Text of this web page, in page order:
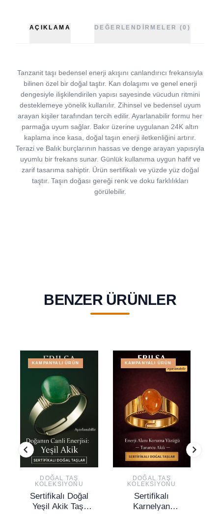
AÇIKLAMA DEĞERLENDIRMELER (0)
Tanzanit taşı bedensel enerji akışını canlandırıcı frekansıyla
bilinen özel bir doğal taştır. Kan dolaşımı ve genel enerji
dengesiyle ilişkilendirilen yapısı sayesinde vücudun ritmini
desteklemeye yönelik kullanılır. Zihinsel ve bedensel uyum
arayan kişiler tarafından tercih edilir. Ayarlanabilir formu her
parmağa uyum sağlar. Bakır üzerine uygulanan 24K altın
kaplama ince kasa, doğal taşın enerji iletkenliğini artırır.
Terazi ve Balık burçlarının hassas ve denge arayan yapısıyla
uyumlu bir frekans sunar. Günlük kullanıma uygun hafif ve
zarif tasarıma sahiptir. Ürün sertifikalı ve yüzde yüz doğal
taştır. Taşın doğası gereği renk ve doku farklılıkları
görülebilir.
BENZER ÜRÜNLER
KAMPANYALI ÜRÜN
DOĞAL TAŞ
KOLEKSIYONU
Sertifikalı Doğal
Yeşil Akik Taşı
KAMPANYALI ÜRÜN
DOĞAL TAŞ
KOLEKSIYONU
Sertifikalı
Karnelyan